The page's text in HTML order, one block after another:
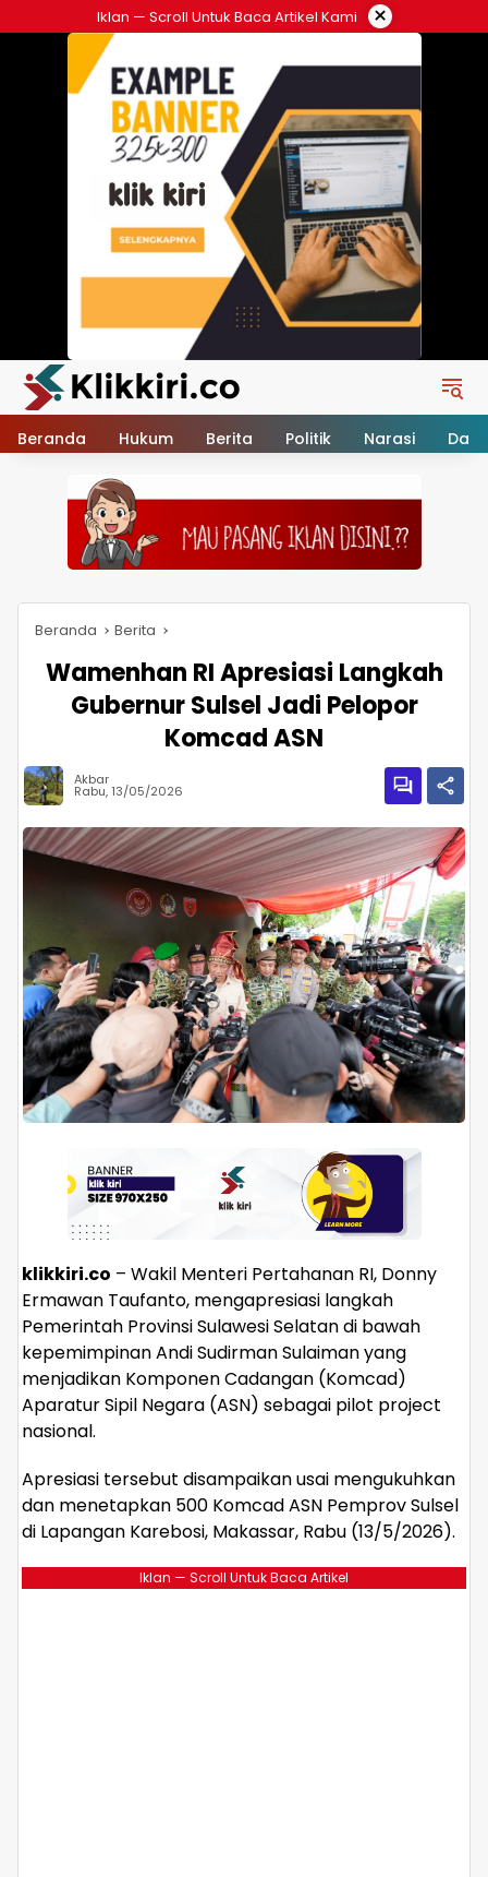
ke
Iklan — Scroll Untuk Baca Artikel Kami ×
Beranda Hukum Berita Politik Narasi
Beranda Berita
Wamenhan RI Apresiasi Langkah
Gubernur Sulsel Jadi Pelopor
Komcad ASN
Akbar
Rabu, 13/05/2026
klikkiri.co – Wakil Menteri Pertahanan RI, Donny
Ermawan Taufanto, mengapresiasi langkah
Pemerintah Provinsi Sulawesi Selatan di bawah
kepemimpinan Andi Sudirman Sulaiman yang
menjadikan Komponen Cadangan (Komcad)
Aparatur Sipil Negara (ASN) sebagai pilot project
nasional.
Apresiasi tersebut disampaikan usai mengukuhkan
dan menetapkan 500 Komcad ASN Pemprov Sulsel
di Lapangan Karebosi, Makassar, Rabu (13/5/2026).
Iklan — Scroll Untuk Baca Artikel